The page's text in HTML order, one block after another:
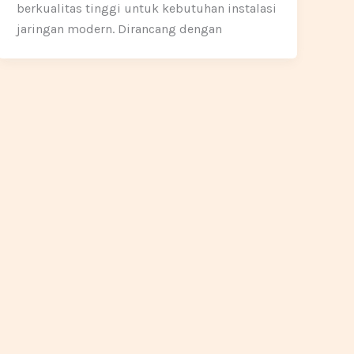
berkualitas tinggi untuk kebutuhan instalasi
jaringan modern. Dirancang dengan